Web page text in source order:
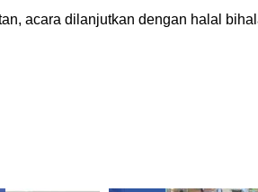
acara dilanjutkan dengan halal